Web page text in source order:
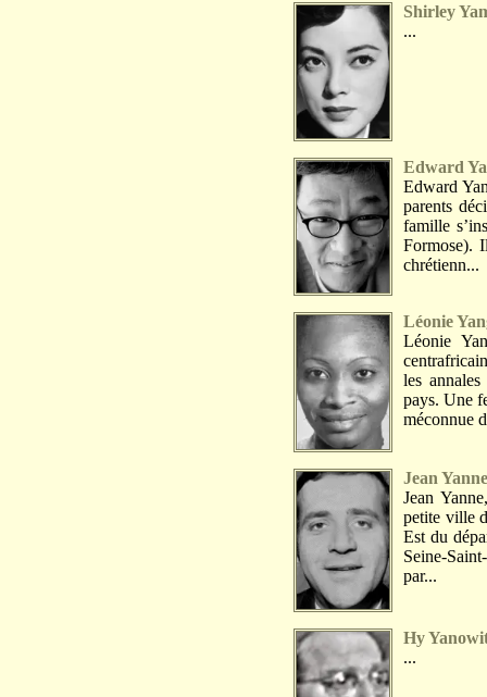
Shirley
...
Edward
Edward
parents
famille
Formose).
chrétienn...
Léonie
Léonie
les
pays. Une
méconnue
Jean Yanne
Jean
petite ville
Est du
Seine-
par...
Hy
...